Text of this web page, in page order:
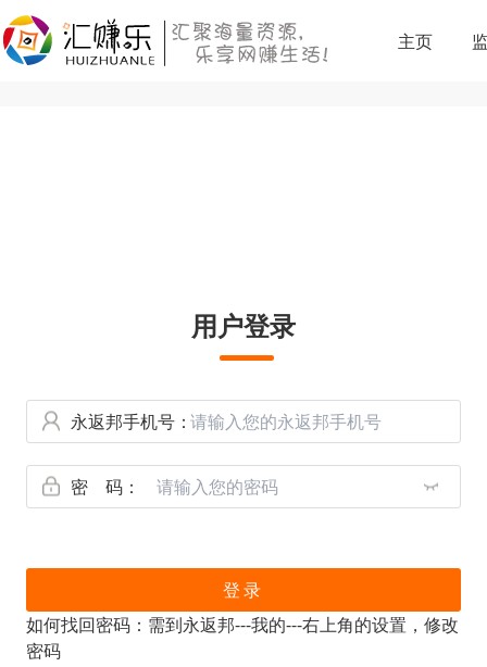
主页
用户登录
永返邦手机号：
密 码：
登录
如何找回密码：需到永返邦---我的---右上角的设置，修改
密码